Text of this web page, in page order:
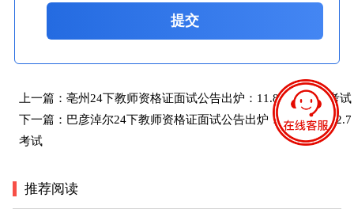
提交
上一篇： 亳州24下教师资格证面试公告出炉：11.8报名 12.7考试
下一篇： 巴彦淖尔24下教师资格证面试公告出炉：11.8报名 12.7
考试
推荐阅读